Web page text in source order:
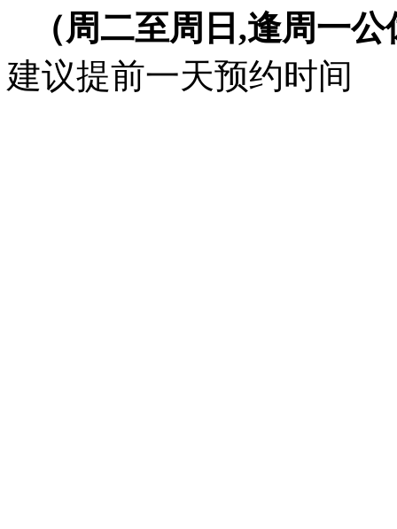
（周二至周日,逢周一
建议提前一天预约时间